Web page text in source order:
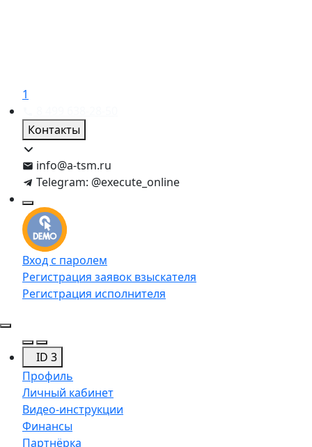
1
Контакты
info@a-tsm.ru
Telegram: @execute_online
Вход с паролем
Регистрация заявок взыскателя
Регистрация исполнителя
ID 3
Профиль
Личный кабинет
Видео-инструкции
Финансы
Партнёрка